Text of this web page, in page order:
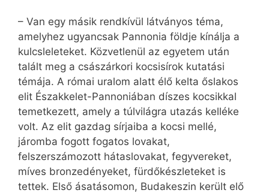
– Van egy másik rendkívül látványos téma,
amelyhez ugyancsak Pannonia földje kínálja a
kulcsleleteket. Közvetlenül az egyetem után
talált meg a császárkori kocsisírok kutatási
témája. A római uralom alatt élő kelta őslakos
elit Északkelet-Pannoniában díszes kocsikkal
temetkezett, amely a túlvilágra utazás kelléke
volt. Az elit gazdag sírjaiba a kocsi mellé,
járomba fogott fogatos lovakat,
felszerszámozott hátaslovakat, fegyvereket,
míves bronzedényeket, fürdőkészleteket is
tettek. Első ásatásomon, Budakeszin került elő